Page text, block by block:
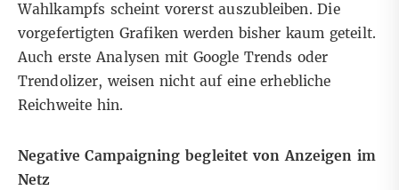
Wahlkampfs scheint vorerst auszubleiben. Die
vorgefertigten Grafiken werden bisher kaum geteilt.
Auch erste Analysen mit Google Trends oder
Trendolizer, weisen nicht auf eine erhebliche
Reichweite hin.
Negative Campaigning begleitet von Anzeigen im
Netz